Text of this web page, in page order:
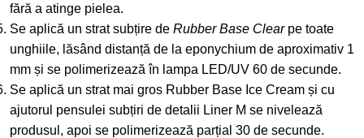
fără a atinge pielea.
Se aplică un strat subțire de Rubber Base Clearpe toate
unghiile, lăsând distanță de la eponychium de aproximativ 1
mm și se polimerizează în lampa LED/UV 60 de secunde.
Se aplică un strat mai gros Rubber Base Ice Cream și cu
ajutorul pensulei subțiri de detalii Liner M se nivelează
produsul, apoi se polimerizează parțial 30 de secunde.